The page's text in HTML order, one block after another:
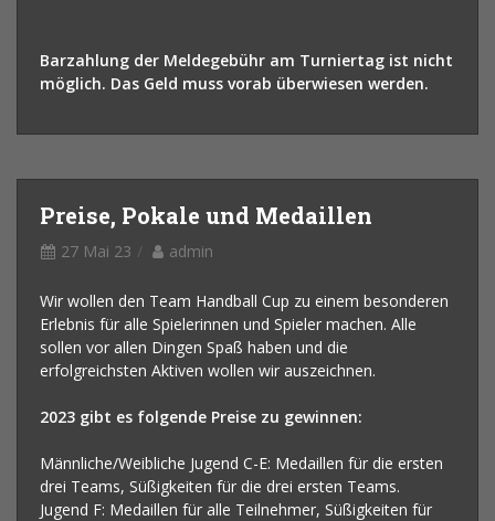
Barzahlung der Meldegebühr am Turniertag ist nicht
möglich. Das Geld muss vorab überwiesen werden.
Preise, Pokale und Medaillen
27 Mai 23 admin
Wir wollen den Team Handball Cup zu einem besonderen
Erlebnis für alle Spielerinnen und Spieler machen. Alle
sollen vor allen Dingen Spaß haben und die
erfolgreichsten Aktiven wollen wir auszeichnen.
2023 gibt es folgende Preise zu gewinnen:
Männliche/Weibliche Jugend C-E: Medaillen für die ersten
drei Teams, Süßigkeiten für die drei ersten Teams.
Jugend F: Medaillen für alle Teilnehmer, Süßigkeiten für